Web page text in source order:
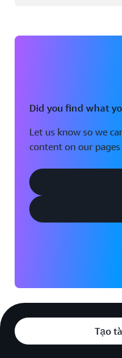
Did you find what
Let us know so we
content on our pages
Tạo